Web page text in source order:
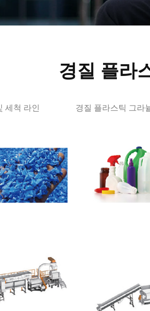
경질 플라
세척 라인 경질 플라스틱 그라